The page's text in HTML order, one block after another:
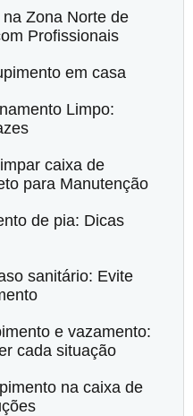
Zona Norte de
Profissionais
em casa
Limpo:
caixa de
para Manutenção
de pia: Dicas
sanitário: Evite
e vazamento:
cada situação
na caixa de